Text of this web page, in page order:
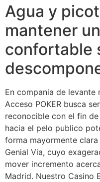
Agua y
mantener
confortable
En compania de levante
Acceso POKER busca
reconocible con el fin
hacia el pelo publico
forma mayormente
Genial Via, cuyo
mover incremento
Madrid. Nuestro Casino